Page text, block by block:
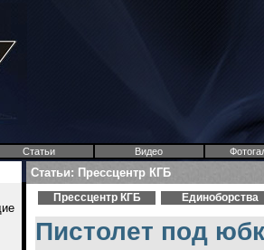
Статьи Видео
Статьи: Прессцентр КГБ
Прессцентр КГБ Единоборства
Пистолет под